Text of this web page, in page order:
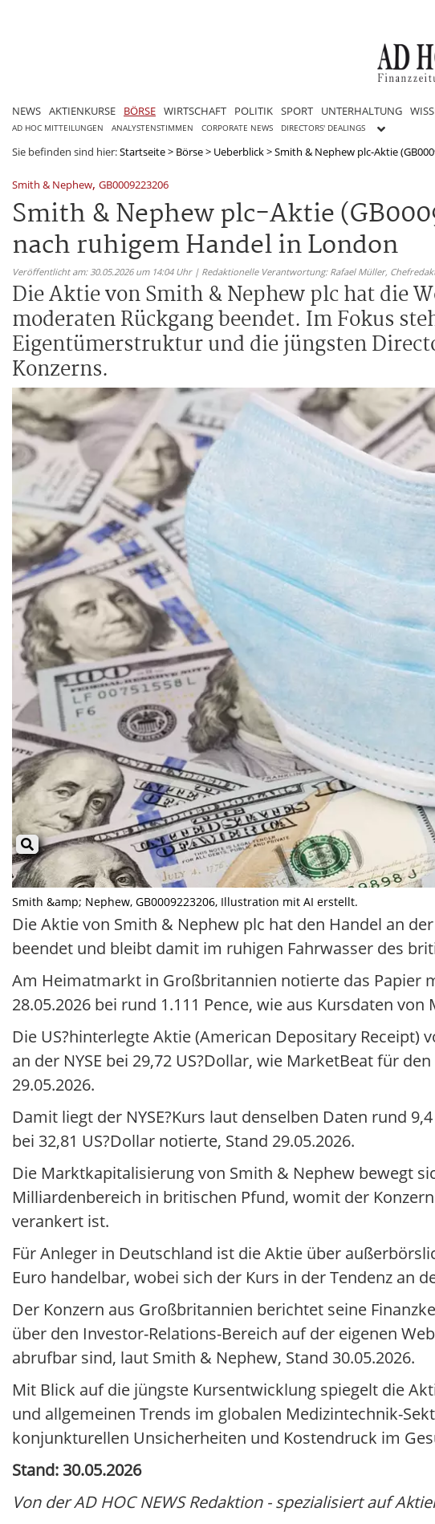
NEWS AKTIENKURSE BÖRSE WIRTSCHAFT POLITIK SPORT UNTERHALTUNG
AD HOC MITTEILUNGEN ANALYSTENSTIMMEN CORPORATE NEWS DIRECTORS' DEALINGS
Sie befinden sind hier:Startseite> Börse> Ueberblick>Smith & Nephew plc-Aktie
Smith & Nephew, GB0009223206
Smith & Nephew plc-Aktie
nach ruhigem Handel in London
Veröffentlicht am: 30.05.2026 um 14:04 Uhr | Redaktionelle Verantwortung: Rafael Müller,
Die Aktie von Smith & Nephew plc hat die
moderaten Rückgang beendet. Im Fokus
Eigentümerstruktur und die jüngsten
Konzerns.
Smith &amp; Nephew, GB0009223206, Illustration mit AI erstellt.
Die Aktie von Smith & Nephew plc hat den Handel an
beendet und bleibt damit im ruhigen Fahrwasser des
Am Heimatmarkt in Großbritannien notierte das Papier
28.05.2026 bei rund 1.111 Pence, wie aus Kursdaten
Die US?hinterlegte Aktie (American Depositary Receipt)
an der NYSE bei 29,72 US?Dollar, wie MarketBeat für
29.05.2026.
Damit liegt der NYSE?Kurs laut denselben Daten rund
bei 32,81 US?Dollar notierte, Stand 29.05.2026.
Die Marktkapitalisierung von Smith & Nephew bewegt
Milliardenbereich in britischen Pfund, womit der
verankert ist.
Für Anleger in Deutschland ist die Aktie über
Euro handelbar, wobei sich der Kurs in der Tendenz an
Der Konzern aus Großbritannien berichtet seine
über den Investor-Relations-Bereich auf der eigenen
abrufbar sind, laut Smith & Nephew, Stand 30.05.2026.
Mit Blick auf die jüngste Kursentwicklung spiegelt die
und allgemeinen Trends im globalen Medizintechnik-
konjunkturellen Unsicherheiten und Kostendruck im
Stand: 30.05.2026
Von der AD HOC NEWS Redaktion - spezialisiert auf